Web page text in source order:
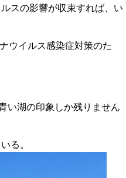
スの影響が収束すれば、い
ウイルス感染症対策のた
い湖の印象しか残りません
る。